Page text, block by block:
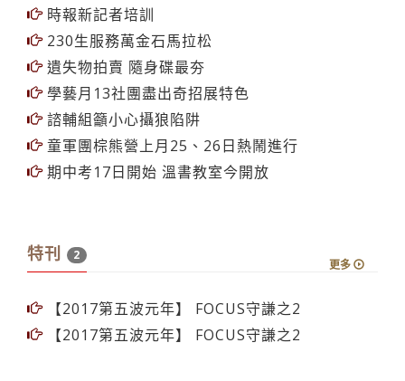
時報新記者培訓
230生服務萬金石馬拉松
遺失物拍賣 隨身碟最夯
學藝月13社團盡出奇招展特色
諮輔組籲小心攝狼陷阱
童軍團棕熊營上月25、26日熱鬧進行
期中考17日開始 溫書教室今開放
特刊 2
更多
【2017第五波元年】 FOCUS守謙之2
【2017第五波元年】 FOCUS守謙之2